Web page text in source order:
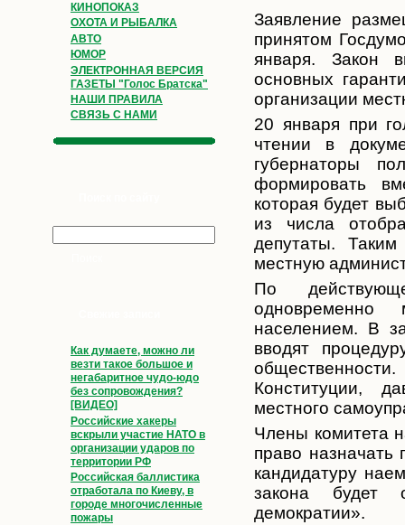
КИНОПОКАЗ
ОХОТА И РЫБАЛКА
АВТО
ЮМОР
ЭЛЕКТРОННАЯ ВЕРСИЯ
ГАЗЕТЫ "Голос Братска"
НАШИ ПРАВИЛА
СВЯЗЬ С НАМИ
Как думаете, можно ли
везти такое большое и
негабаритное чудо-юдо
без сопровождения?
[ВИДЕО]
Российские хакеры
вскрыли участие НАТО в
организации ударов по
территории РФ
Российская баллистика
отработала по Киеву, в
городе многочисленные
пожары
Заявление
принятом
января. Закон
основных
организации
20 января при
чтении в
губернаторы
формировать
которая будет
из числа
депутаты.
местную
По
одновременно
населением. В
вводят
общественности.
Конституции,
местного
Члены комитета
право назначать
кандидатуру
закона будет
демократии».